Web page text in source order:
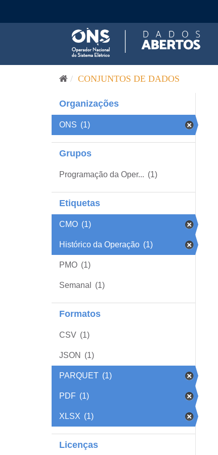
CONJUNTOS DE DADOS
Organizações
ONS (1)
Grupos
Programação da Oper... (1)
Etiquetas
CMO (1)
Histórico da Operação (1)
PMO (1)
Semanal (1)
Formatos
CSV (1)
JSON (1)
PARQUET (1)
PDF (1)
XLSX (1)
Licenças